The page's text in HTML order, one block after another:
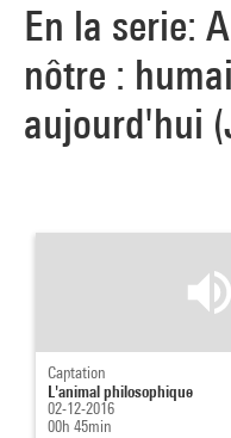
En la serie:
nôtre :
aujourd'hui
Captation
L'animal philosophique
02-12-2016
00h 45min